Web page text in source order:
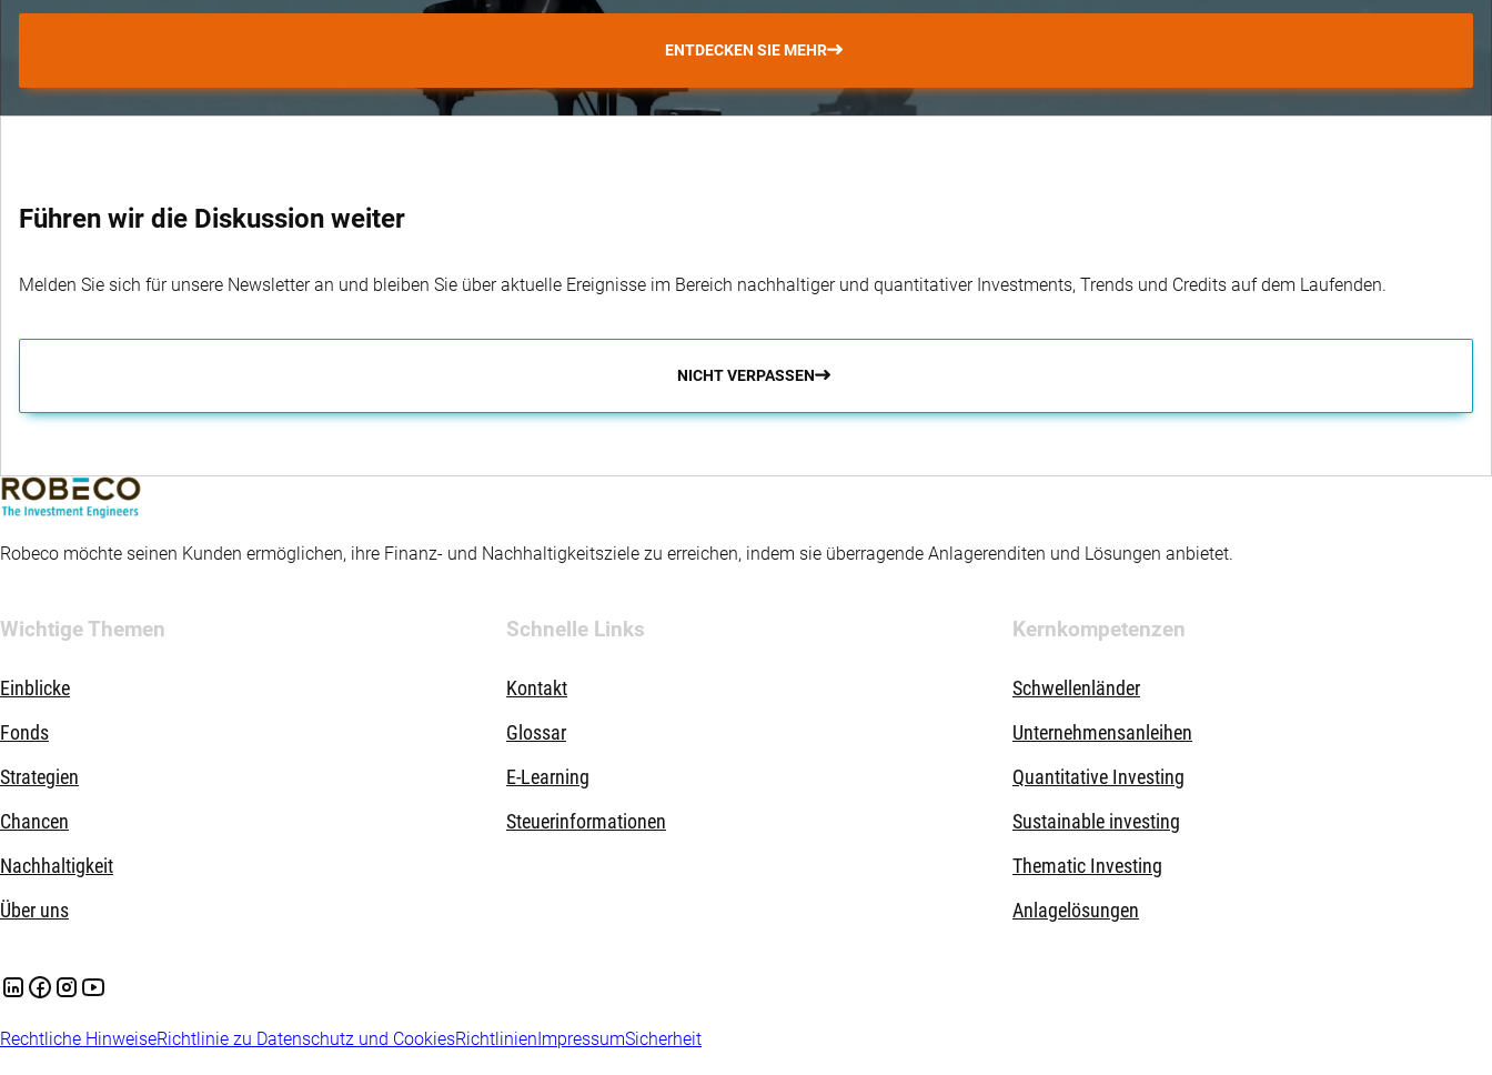
ENTDECKEN SIE MEHR
Führen wir die Diskussion weiter
Melden Sie sich für unsere Newsletter an und bleiben Sie über aktuelle Ereignisse im Bereich nachhaltiger und quantitativer Investments, Trends und Credits auf dem Laufenden.
NICHT VERPASSEN
Robeco möchte seinen Kunden ermöglichen, ihre Finanz- und Nachhaltigkeitsziele zu erreichen, indem sie überragende Anlagerenditen und Lösungen anbietet.
Wichtige Themen
Einblicke
Fonds
Strategien
Chancen
Nachhaltigkeit
Über uns
Schnelle Links
Kontakt
Glossar
E-Learning
Steuerinformationen
Kernkompetenzen
Schwellenländer
Unternehmensanleihen
Quantitative Investing
Sustainable investing
Thematic Investing
Anlagelösungen
Rechtliche HinweiseRichtlinie zu Datenschutz und CookiesRichtlinienImpressumSicherheit